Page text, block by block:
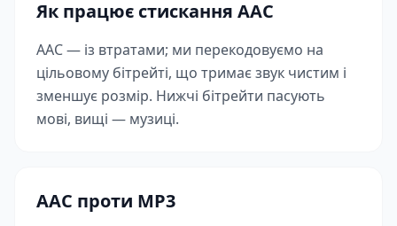
Як працює стискання AAC
AAC — із втратами; ми перекодовуємо на
цільовому бітрейті, що тримає звук чистим і
зменшує розмір. Нижчі бітрейти пасують
мові, вищі — музиці.
AAC проти MP3